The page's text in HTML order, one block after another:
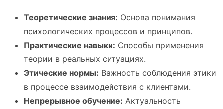
Теоретические знания: Основа понимания
психологических процессов и принципов.
Практические навыки: Способы применения
теории в реальных ситуациях.
Этические нормы: Важность соблюдения этики
в процессе взаимодействия с клиентами.
Непрерывное обучение: Актуальность